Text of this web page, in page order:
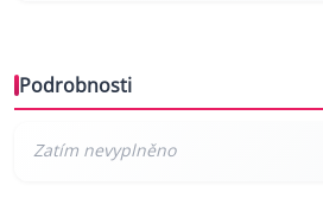
Podrobnosti